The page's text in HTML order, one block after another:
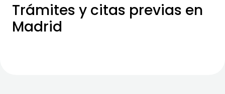
Trámites y citas previas en
Madrid